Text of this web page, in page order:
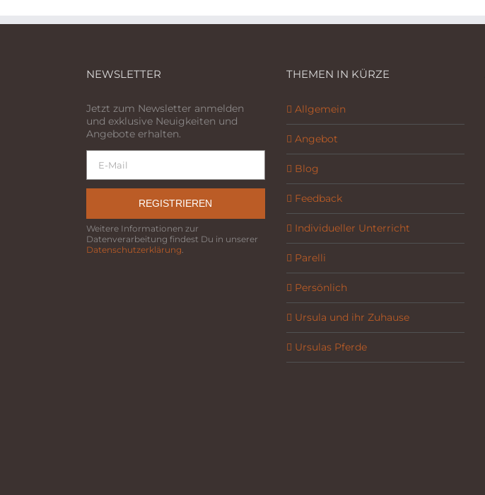
NEWSLETTER
Jetzt zum Newsletter anmelden
und exklusive Neuigkeiten und
Angebote erhalten.
REGISTRIEREN
Weitere Informationen zur
Datenverarbeitung findest Du in unserer
Datenschutzerklärung
THEMEN IN KÜRZE
Allgemein
Angebot
Blog
Feedback
Individueller Unterricht
Parelli
Persönlich
Ursula und ihr Zuhause
Ursulas Pferde